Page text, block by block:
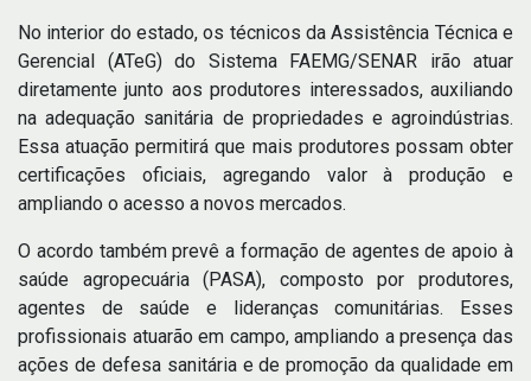
No interior do estado, os técnicos da Assistência Técnica e
Gerencial (ATeG) do Sistema FAEMG/SENAR irão atuar
diretamente junto aos produtores interessados, auxiliando
na adequação sanitária de propriedades e agroindústrias.
Essa atuação permitirá que mais produtores possam obter
certificações oficiais, agregando valor à produção e
ampliando o acesso a novos mercados.
O acordo também prevê a formação de agentes de apoio à
saúde agropecuária (PASA), composto por produtores,
agentes de saúde e lideranças comunitárias. Esses
profissionais atuarão em campo, ampliando a presença das
ações de defesa sanitária e de promoção da qualidade em